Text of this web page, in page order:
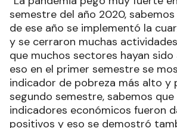
semestre del año 2020,
de ese año se implementó la
y se cerraron muchas
que muchos sectores hayan
eso en el primer semestre se
indicador de pobreza más alto y
segundo semestre, sabemos
indicadores económicos fueron
positivos y eso se demostró